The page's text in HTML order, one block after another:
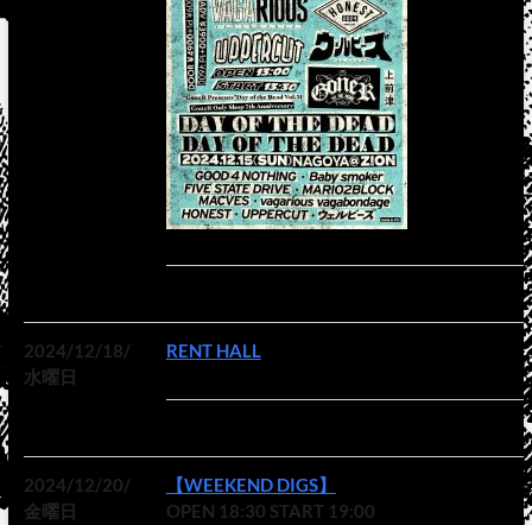
2024/12/18/
水曜日
RENT HALL
2024/12/20/
金曜日
【WEEKEND DIGS】
OPEN 18:30 START 19:00